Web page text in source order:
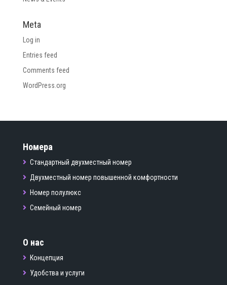
Meta
Log in
Entries feed
Comments feed
WordPress.org
Номера
Стандартный двухместный номер
Двухместный номер повышенной комфортности
Номер полулюкс
Семейный номер
О нас
Концепция
Удобства и услуги